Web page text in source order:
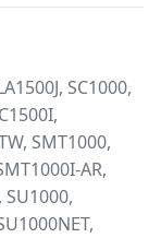
SC1000,
SMT1000,
AR,
SU1000,